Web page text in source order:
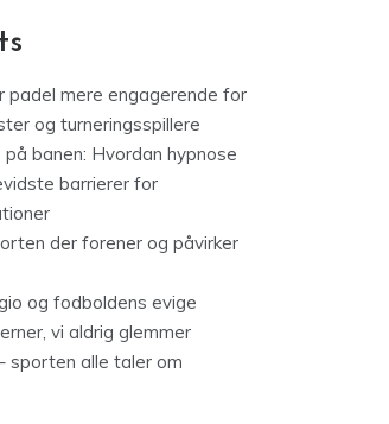
padel mere engagerende for
og turneringsspillere
banen: Hvordan hypnose
barrierer for
der forener og påvirker
og fodboldens evige
vi aldrig glemmer
sporten alle taler om